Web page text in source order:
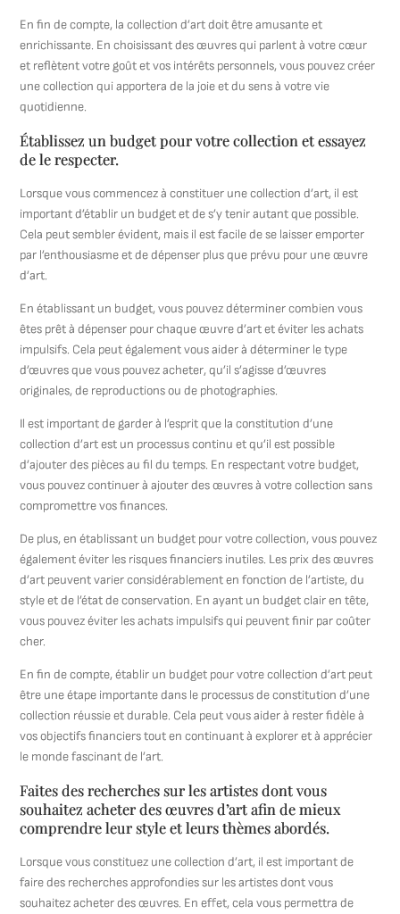
En fin de compte, la collection d’art doit être amusante et
enrichissante. En choisissant des œuvres qui parlent à votre cœur
et reflètent votre goût et vos intérêts personnels, vous pouvez créer
une collection qui apportera de la joie et du sens à votre vie
quotidienne.
Établissez un budget pour votre collection et essayez
de le respecter.
Lorsque vous commencez à constituer une collection d’art, il est
important d’établir un budget et de s’y tenir autant que possible.
Cela peut sembler évident, mais il est facile de se laisser emporter
par l’enthousiasme et de dépenser plus que prévu pour une œuvre
d’art.
En établissant un budget, vous pouvez déterminer combien vous
êtes prêt à dépenser pour chaque œuvre d’art et éviter les achats
impulsifs. Cela peut également vous aider à déterminer le type
d’œuvres que vous pouvez acheter, qu’il s’agisse d’œuvres
originales, de reproductions ou de photographies.
Il est important de garder à l’esprit que la constitution d’une
collection d’art est un processus continu et qu’il est possible
d’ajouter des pièces au fil du temps. En respectant votre budget,
vous pouvez continuer à ajouter des œuvres à votre collection sans
compromettre vos finances.
De plus, en établissant un budget pour votre collection, vous pouvez
également éviter les risques financiers inutiles. Les prix des œuvres
d’art peuvent varier considérablement en fonction de l’artiste, du
style et de l’état de conservation. En ayant un budget clair en tête,
vous pouvez éviter les achats impulsifs qui peuvent finir par coûter
cher.
En fin de compte, établir un budget pour votre collection d’art peut
être une étape importante dans le processus de constitution d’une
collection réussie et durable. Cela peut vous aider à rester fidèle à
vos objectifs financiers tout en continuant à explorer et à apprécier
le monde fascinant de l’art.
Faites des recherches sur les artistes dont vous
souhaitez acheter des œuvres d’art afin de mieux
comprendre leur style et leurs thèmes abordés.
Lorsque vous constituez une collection d’art, il est important de
faire des recherches approfondies sur les artistes dont vous
souhaitez acheter des œuvres. En effet, cela vous permettra de